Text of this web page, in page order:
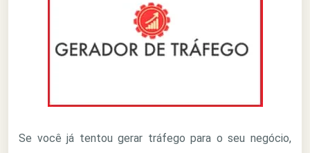
Se você já tentou gerar tráfego para o seu negócio,